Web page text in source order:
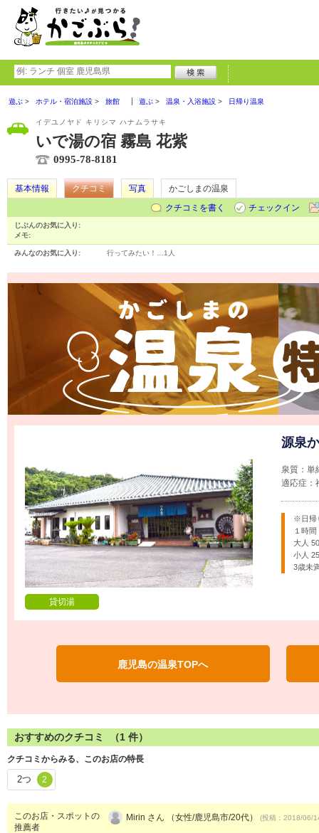
遊ぶ ホテル・宿泊施設 旅館 遊ぶ 温泉・入浴施設 日帰り温泉
イデユノヤド キリシマ ハナムラサキ
いで湯の宿 霧島 花紫
0995-78-8181
基本情報 クチコミ 写真
かごしまの温泉
クチコミを書く
チェックイン
じぶんのお気に入り:
メモ:
みんなのお気に入り: 行ってみたい！… 1人
源泉
泉質：単
適応症：
※日帰
１時間
大人
小人
3歳未
貸切湯
鹿児島の温泉TOPへ
おすすめのクチコミ （1 件）
クチコミからみる、このお店の特長
2つ 2
このお店・スポットの
推薦者
Mirin さん （女性/鹿児島市/20代） (投稿：2018/06/